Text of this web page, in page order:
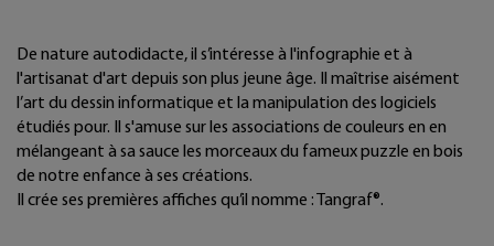
De nature autodidacte, il s’intéresse à l'infographie et à
l'artisanat d'art depuis son plus jeune âge. Il maîtrise aisément
l’art du dessin informatique et la manipulation des logiciels
étudiés pour. Il s'amuse sur les associations de couleurs en en
mélangeant à sa sauce les morceaux du fameux puzzle en bois
de notre enfance à ses créations.
Il crée ses premières affiches qu’il nomme : Tangraf®.